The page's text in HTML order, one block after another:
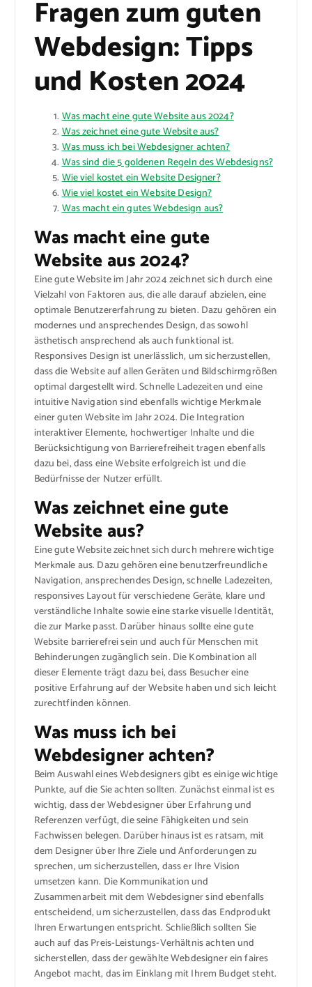
Fragen zum guten
Webdesign: Tipps
und Kosten 2024
Was macht eine gute Website aus 2024?
Was zeichnet eine gute Website aus?
Was muss ich bei Webdesigner achten?
Was sind die 5 goldenen Regeln des Webdesigns?
Wie viel kostet ein Website Designer?
Wie viel kostet ein Website Design?
Was macht ein gutes Webdesign aus?
Was macht eine gute
Website aus 2024?
Eine gute Website im Jahr 2024 zeichnet sich durch eine
Vielzahl von Faktoren aus, die alle darauf abzielen, eine
optimale Benutzererfahrung zu bieten. Dazu gehören ein
modernes und ansprechendes Design, das sowohl
ästhetisch ansprechend als auch funktional ist.
Responsives Design ist unerlässlich, um sicherzustellen,
dass die Website auf allen Geräten und Bildschirmgrößen
optimal dargestellt wird. Schnelle Ladezeiten und eine
intuitive Navigation sind ebenfalls wichtige Merkmale
einer guten Website im Jahr 2024. Die Integration
interaktiver Elemente, hochwertiger Inhalte und die
Berücksichtigung von Barrierefreiheit tragen ebenfalls
dazu bei, dass eine Website erfolgreich ist und die
Bedürfnisse der Nutzer erfüllt.
Was zeichnet eine gute
Website aus?
Eine gute Website zeichnet sich durch mehrere wichtige
Merkmale aus. Dazu gehören eine benutzerfreundliche
Navigation, ansprechendes Design, schnelle Ladezeiten,
responsives Layout für verschiedene Geräte, klare und
verständliche Inhalte sowie eine starke visuelle Identität,
die zur Marke passt. Darüber hinaus sollte eine gute
Website barrierefrei sein und auch für Menschen mit
Behinderungen zugänglich sein. Die Kombination all
dieser Elemente trägt dazu bei, dass Besucher eine
positive Erfahrung auf der Website haben und sich leicht
zurechtfinden können.
Was muss ich bei
Webdesigner achten?
Beim Auswahl eines Webdesigners gibt es einige wichtige
Punkte, auf die Sie achten sollten. Zunächst einmal ist es
wichtig, dass der Webdesigner über Erfahrung und
Referenzen verfügt, die seine Fähigkeiten und sein
Fachwissen belegen. Darüber hinaus ist es ratsam, mit
dem Designer über Ihre Ziele und Anforderungen zu
sprechen, um sicherzustellen, dass er Ihre Vision
umsetzen kann. Die Kommunikation und
Zusammenarbeit mit dem Webdesigner sind ebenfalls
entscheidend, um sicherzustellen, dass das Endprodukt
Ihren Erwartungen entspricht. Schließlich sollten Sie
auch auf das Preis-Leistungs-Verhältnis achten und
sicherstellen, dass der gewählte Webdesigner ein faires
Angebot macht, das im Einklang mit Ihrem Budget steht.